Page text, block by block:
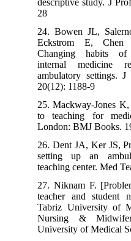
descriptive study. J
28
24. Bowen JL,
Eckstrom E,
Changing habits
internal medicine
ambulatory
20(12): 1188-9
25. Mackway-Jones
to teaching for
London: BMJ Books.
26. Dent JA, Ker JS,
setting up an
teaching center. Med
27. Niknam F.
teacher and
Tabriz University of
Nursing &
University of Medical